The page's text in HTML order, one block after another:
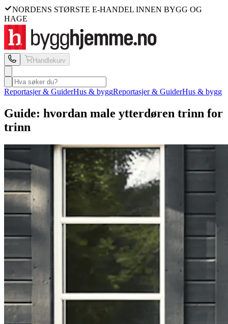
NORDENS STØRSTE E-HANDEL INNEN BYGG OG
HAGE
Handlekurv
Reportasjer & GuiderHus & byggReportasjer & GuiderHus & bygg
Guide: hvordan male ytterdøren trinn for
trinn